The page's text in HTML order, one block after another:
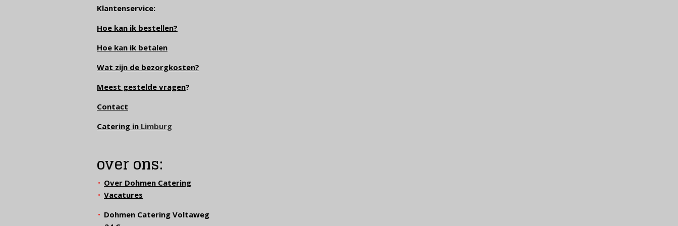
Klantenservice:
Hoe kan ik bestellen?
Hoe kan ik betalen
Wat zijn de bezorgkosten?
Meest gestelde vragen?
Contact
Catering in Limburg
over ons:
Over Dohmen Catering
Vacatures
Dohmen Catering Voltaweg